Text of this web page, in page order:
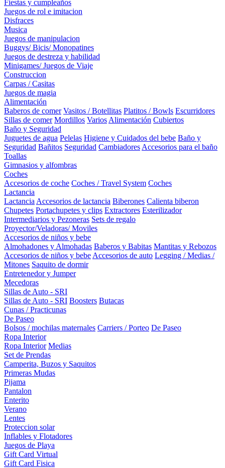
Fiestas y cumpleaños
Juegos de rol e imitacion
Disfraces
Musica
Juegos de manipulacion
Buggys/ Bicis/ Monopatines
Juegos de destreza y habilidad
Minigames/ Juegos de Viaje
Construccion
Carpas / Casitas
Juegos de magia
Alimentación
Baberos de comer Vasitos / Botellitas Platitos / Bowls Escurridores
Sillas de comer Mordillos Varios Alimentación Cubiertos
Baño y Seguridad
Juguetes de agua Pelelas Higiene y Cuidados del bebe Baño y
Seguridad Bañitos Seguridad Cambiadores Accesorios para el baño
Toallas
Gimnasios y alfombras
Coches
Accesorios de coche Coches / Travel System Coches
Lactancia
Lactancia Accesorios de lactancia Biberones Calienta biberon
Chupetes Portachupetes y clips Extractores Esterilizador
Intermediarios y Pezoneras Sets de regalo
Proyector/Veladoras/ Moviles
Accesorios de niños y bebe
Almohadones y Almohadas Baberos y Babitas Mantitas y Rebozos
Accesorios de niños y bebe Accesorios de auto Legging / Medias /
Mitones Saquito de dormir
Entretenedor y Jumper
Mecedoras
Sillas de Auto - SRI
Sillas de Auto - SRI Boosters Butacas
Cunas / Practicunas
De Paseo
Bolsos / mochilas maternales Carriers / Porteo De Paseo
Ropa Interior
Ropa Interior Medias
Set de Prendas
Camperita, Buzos y Saquitos
Primeras Mudas
Pijama
Pantalon
Enterito
Verano
Lentes
Proteccion solar
Inflables y Flotadores
Juegos de Playa
Gift Card Virtual
Gift Card Fisica